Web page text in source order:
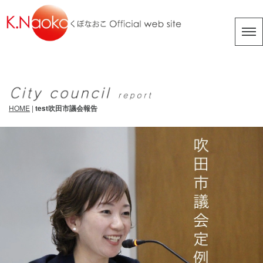
HOME | test吹田市議会報告